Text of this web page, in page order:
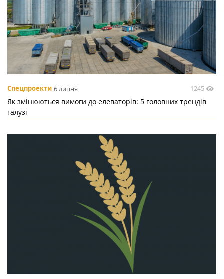
Спецпроекти 6 липня 1245
Як змінюються вимоги до елеваторів: 5 головних трендів
галузі